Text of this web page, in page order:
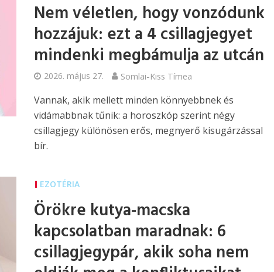
Nem véletlen, hogy vonzódunk
hozzájuk: ezt a 4 csillagjegyet
mindenki megbámulja az utcán
2026. május 27. Somlai-Kiss Tímea
Vannak, akik mellett minden könnyebbnek és
vidámabbnak tűnik: a horoszkóp szerint négy
csillagjegy különösen erős, megnyerő kisugárzással
bír.
EZOTÉRIA
Örökre kutya-macska
kapcsolatban maradnak: 6
csillagjegypár, akik soha nem